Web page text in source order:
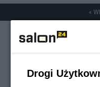
«
Drogi